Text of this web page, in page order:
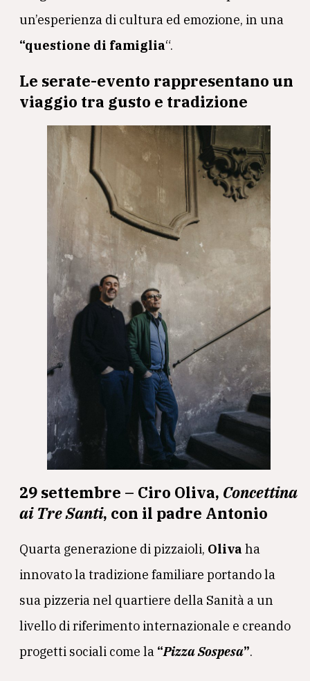
un’esperienza di cultura ed emozione, in una
“questione di famiglia“.
Le serate-evento rappresentano un
viaggio tra gusto e tradizione
29 settembre – Ciro Oliva, Concettina
ai Tre Santi, con il padre Antonio
Quarta generazione di pizzaioli, Oliva ha
innovato la tradizione familiare portando la
sua pizzeria nel quartiere della Sanità a un
livello di riferimento internazionale e creando
progetti sociali come la “Pizza Sospesa”.